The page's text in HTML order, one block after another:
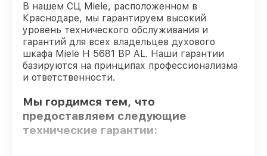
В нашем СЦ Miele, расположенном в
Краснодаре, мы гарантируем высокий
уровень технического обслуживания и
гарантий для всех владельцев духового
шкафа Miele H 5681 BP AL. Наши гарантии
базируются на принципах профессионализма
и ответственности.
Мы гордимся тем, что
предоставляем следующие
технические гарантии: